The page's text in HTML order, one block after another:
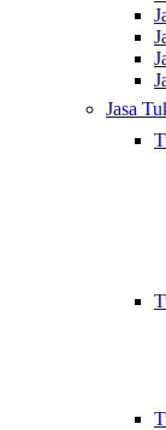
Jasa